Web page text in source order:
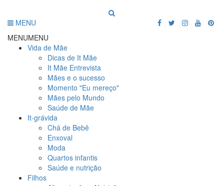
MENU
MENUMENU
Vida de Mãe
Dicas de It Mãe
It Mãe Entrevista
Mães e o sucesso
Momento "Eu mereço"
Mães pelo Mundo
Saúde de Mãe
It-grávida
Chá de Bebê
Enxoval
Moda
Quartos infantis
Saúde e nutrição
Filhos